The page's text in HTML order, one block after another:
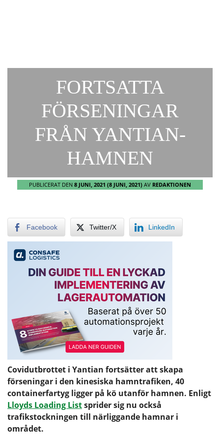
FORTSATTA
FÖRSENINGAR
FRÅN YANTIAN-
HAMNEN
PUBLICERAT DEN 8 JUNI, 2021 (8 JUNI, 2021) AV REDAKTIONEN
Facebook Twitter/X LinkedIn
Covidutbrottet i Yantian fortsätter att skapa
förseningar i den kinesiska hamntrafiken, 40
containerfartyg ligger på kö utanför hamnen. Enligt
Lloyds Loading Listsprider sig nu också
trafikstockningen till närliggande hamnar i
området.